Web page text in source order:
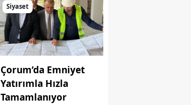
Siyaset
Çorum’da Emniyet
Yatırımla Hızla
Tamamlanıyor